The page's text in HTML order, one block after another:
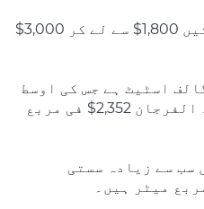
ان علاقوں میں ولاز کی قیمتیں 1,800$ سے لے کر 3,000$
اسٹیٹ ہے جس کی اوسط
قیمت 3,146$ ہے، اس کے بعد الفرجان 2,352$ فی مربع
سب سے زیادہ سستی